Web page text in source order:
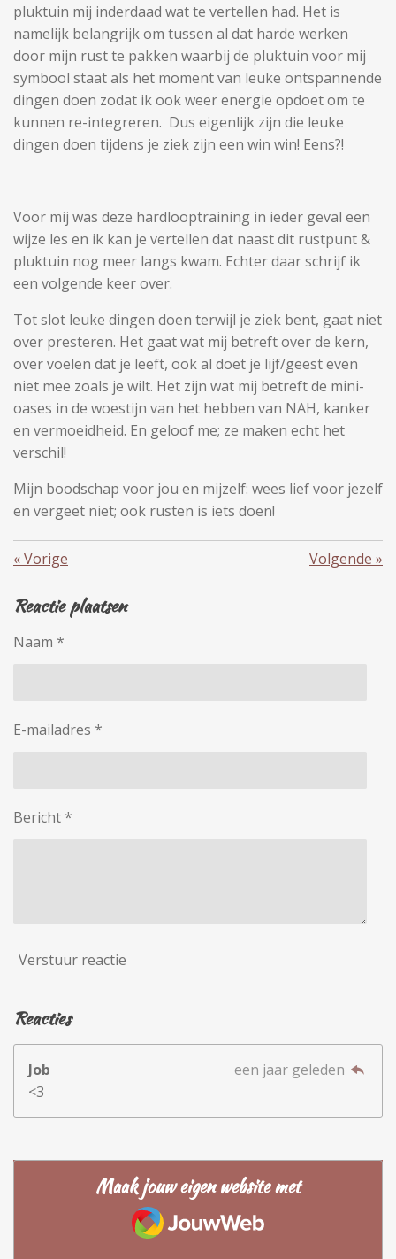
pluktuin mij inderdaad wat te vertellen had. Het is
namelijk belangrijk om tussen al dat harde werken
door mijn rust te pakken waarbij de pluktuin voor mij
symbool staat als het moment van leuke ontspannende
dingen doen zodat ik ook weer energie opdoet om te
kunnen re-integreren. Dus eigenlijk zijn die leuke
dingen doen tijdens je ziek zijn een win win! Eens?!
Voor mij was deze hardlooptraining in ieder geval een
wijze les en ik kan je vertellen dat naast dit rustpunt &
pluktuin nog meer langs kwam. Echter daar schrijf ik
een volgende keer over.
Tot slot leuke dingen doen terwijl je ziek bent, gaat niet
over presteren. Het gaat wat mij betreft over de kern,
over voelen dat je leeft, ook al doet je lijf/geest even
niet mee zoals je wilt. Het zijn wat mij betreft de mini-
oases in de woestijn van het hebben van NAH, kanker
en vermoeidheid. En geloof me; ze maken echt het
verschil!
Mijn boodschap voor jou en mijzelf: wees lief voor jezelf
en vergeet niet; ook rusten is iets doen!
«Vorige Volgende »
Reactie plaatsen
Naam *
E-mailadres *
Bericht *
Verstuur reactie
Reacties
Job
een jaar geleden
<3
Maak jouw eigen website met
JouwWeb